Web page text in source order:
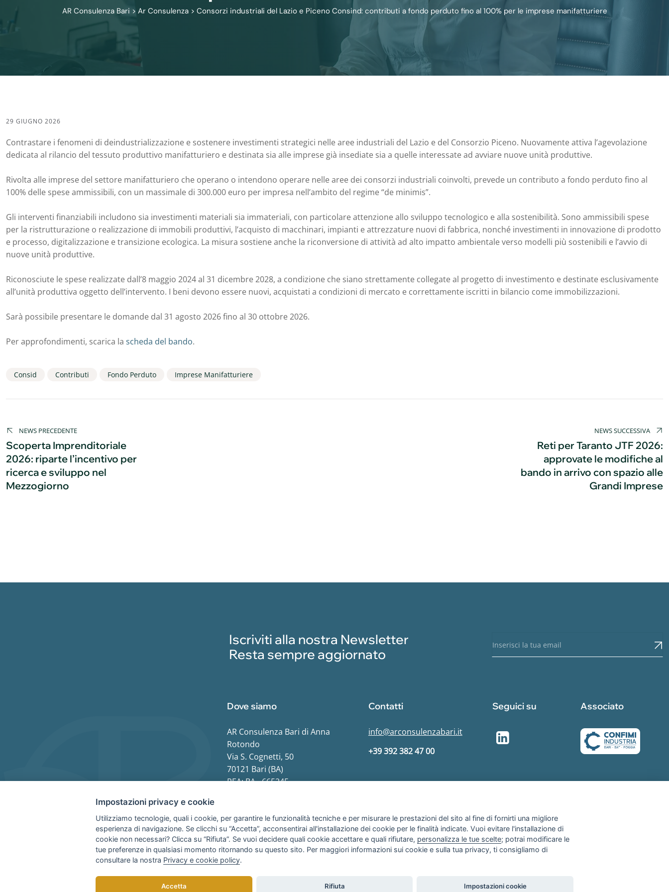
AR Consulenza Bari > Ar Consulenza> Consorzi industriali del Lazio e Piceno Consind: contributi a fondo perduto fino al 100% per le imprese manifatturiere
29 GIUGNO 2026
Contrastare i fenomeni di deindustrializzazione e sostenere investimenti strategici nelle aree industriali del Lazio e del Consorzio Piceno. Nuovamente attiva l’agevolazione
dedicata al rilancio del tessuto produttivo manifatturiero e destinata sia alle imprese già insediate sia a quelle interessate ad avviare nuove unità produttive.
Rivolta alle imprese del settore manifatturiero che operano o intendono operare nelle aree dei consorzi industriali coinvolti, prevede un contributo a fondo perduto fino al
100% delle spese ammissibili, con un massimale di 300.000 euro per impresa nell’ambito del regime “de minimis”.
Gli interventi finanziabili includono sia investimenti materiali sia immateriali, con particolare attenzione allo sviluppo tecnologico e alla sostenibilità. Sono ammissibili spese
per la ristrutturazione o realizzazione di immobili produttivi, l’acquisto di macchinari, impianti e attrezzature nuovi di fabbrica, nonché investimenti in innovazione di prodotto
e processo, digitalizzazione e transizione ecologica. La misura sostiene anche la riconversione di attività ad alto impatto ambientale verso modelli più sostenibili e l’avvio di
nuove unità produttive.
Riconosciute le spese realizzate dall’8 maggio 2024 al 31 dicembre 2028, a condizione che siano strettamente collegate al progetto di investimento e destinate esclusivamente
all’unità produttiva oggetto dell’intervento. I beni devono essere nuovi, acquistati a condizioni di mercato e correttamente iscritti in bilancio come immobilizzazioni.
Sarà possibile presentare le domande dal 31 agosto 2026 fino al 30 ottobre 2026.
Per approfondimenti, scarica la scheda del bando.
Consid Contributi Fondo Perduto Imprese Manifatturiere
articoli
NEWS PRECEDENTE
Scoperta Imprenditoriale
2026: riparte l’incentivo per
ricerca e sviluppo nel
Mezzogiorno
NEWS SUCCESSIVA
Reti per Taranto JTF 2026:
approvate le modifiche al
bando in arrivo con spazio alle
Grandi Imprese
Iscriviti alla nostra Newsletter
Resta sempre aggiornato
Dove siamo
AR Consulenza Bari di Anna
Rotondo
Via S. Cognetti, 50
70121 Bari (BA)
REA: BA - 665245
Contatti
+39 392 382 47 00
info@arconsulenzabari.it
Seguici su Associato
Copyright © 2025AR Consulenza Bari di Anna Rotondo
Tutti i diritti riservati. Realizzato da
Impostazioni privacy e cookie
Utilizziamo tecnologie, quali i cookie, per garantire le funzionalità tecniche e per misurare le prestazioni del sito al fine di fornirti una migliore
esperienza di navigazione. Se clicchi su “Accetta”, acconsentirai all'installazione dei cookie per le finalità indicate. Vuoi evitare l'installazione di
cookie non necessari? Clicca su “Rifiuta”. Se vuoi decidere quali cookie accettare e quali rifiutare, personalizza le tue scelte; potrai modificare le
tue preferenze in qualsiasi momento ritornando su questo sito. Per maggiori informazioni sui cookie e sulla tua privacy, ti consigliamo di
consultare la nostra Privacy e cookie policy.
Accetta Rifiuta Impostazioni cookie